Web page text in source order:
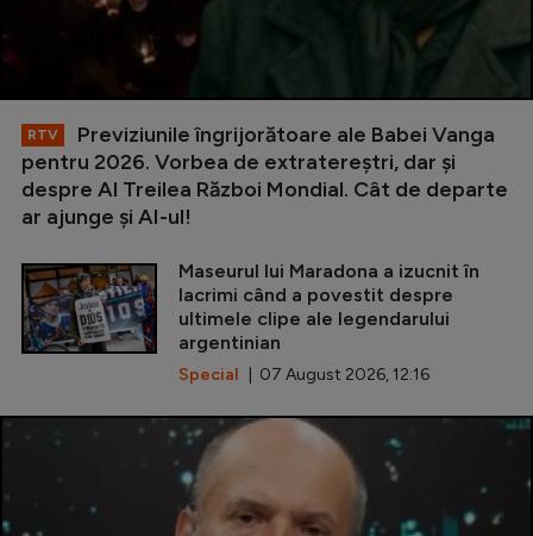
RTV
Previziunile îngrijorătoare ale Babei Vanga
pentru 2026. Vorbea de extratereștri, dar și
despre Al Treilea Război Mondial. Cât de departe
ar ajunge și AI-ul!
Maseurul lui Maradona a izucnit în
lacrimi când a povestit despre
ultimele clipe ale legendarului
argentinian
Special | 07 August 2026, 12:16